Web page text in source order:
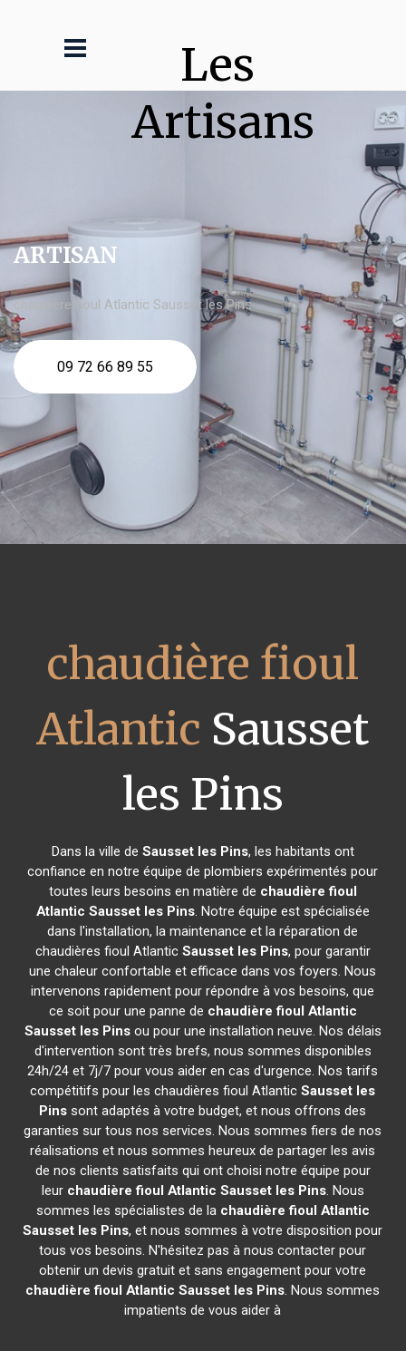
Les
Artisans
ARTISAN
chaudière fioul Atlantic Sausset les Pins
09 72 66 89 55
chaudière fioul
Atlantic Sausset
les Pins
Dans la ville de Sausset les Pins, les habitants ont
confiance en notre équipe de plombiers expérimentés pour
toutes leurs besoins en matière de chaudière fioul
Atlantic Sausset les Pins. Notre équipe est spécialisée
dans l'installation, la maintenance et la réparation de
chaudières fioul Atlantic Sausset les Pins, pour garantir
une chaleur confortable et efficace dans vos foyers. Nous
intervenons rapidement pour répondre à vos besoins, que
ce soit pour une panne de chaudière fioul Atlantic
Sausset les Pinsou pour une installation neuve. Nos délais
d'intervention sont très brefs, nous sommes disponibles
24h/24 et 7j/7 pour vous aider en cas d'urgence. Nos tarifs
compétitifs pour les chaudières fioul AtlanticSausset les
Pins sont adaptés à votre budget, et nous offrons des
garanties sur tous nos services. Nous sommes fiers de nos
réalisations et nous sommes heureux de partager les avis
de nos clients satisfaits qui ont choisi notre équipe pour
leur chaudière fioul Atlantic Sausset les Pins. Nous
sommes les spécialistes de la chaudière fioul Atlantic
Sausset les Pins, et nous sommes à votre disposition pour
tous vos besoins. N'hésitez pas à nous contacter pour
obtenir un devis gratuit et sans engagement pour votre
chaudière fioul Atlantic Sausset les Pins. Nous sommes
impatients de vous aider à